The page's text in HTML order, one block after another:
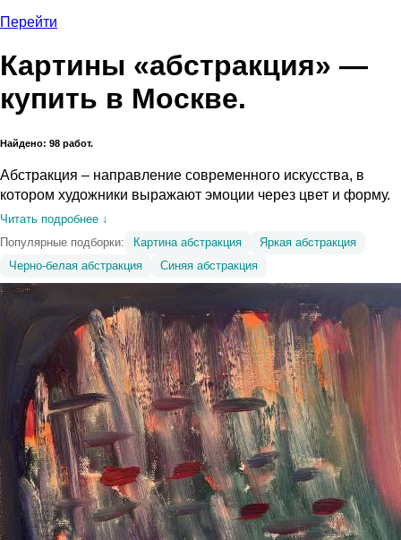
Перейти
Картины «абстракция» —
купить в Москве.
Найдено: 98 работ.
Абстракция – направление современного искусства, в
котором художники выражают эмоции через цвет и форму.
Читать подробнее ↓
Популярные подборки:
Картина абстракция
Яркая абстракция
Черно-белая абстракция
Синяя абстракция